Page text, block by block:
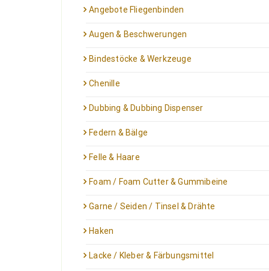
Angebote Fliegenbinden
Augen & Beschwerungen
Bindestöcke & Werkzeuge
Chenille
Dubbing & Dubbing Dispenser
Federn & Bälge
Felle & Haare
Foam / Foam Cutter & Gummibeine
Garne / Seiden / Tinsel & Drähte
Haken
Lacke / Kleber & Färbungsmittel